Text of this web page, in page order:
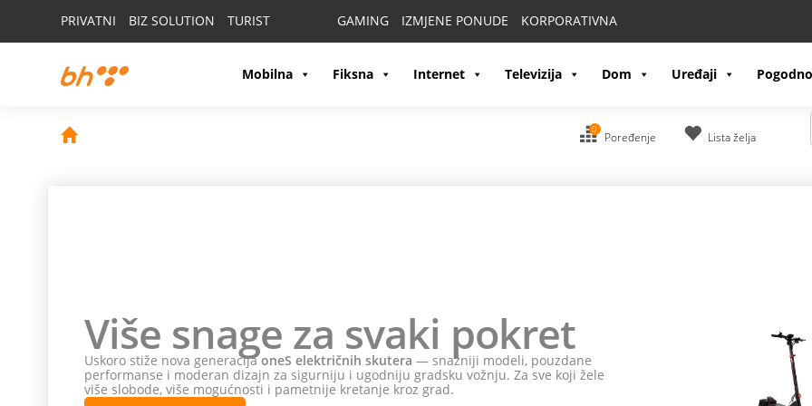
PRIVATNI BIZ SOLUTION TURIST GAMING IZMJENE PONUDE KORPORATIVNA
Mobilna Fiksna Internet Televizija Dom Uređaji
0
Poređenje Lista želja
Više snage za svaki pokret
Uskoro stiže nova generacijaoneS električnih skutera — snažniji modeli, pouzdane
performanse i moderan dizajn za sigurniju i ugodniju gradsku vožnju. Za sve koji žele
više slobode, više mogućnosti i pametnije kretanje kroz grad.